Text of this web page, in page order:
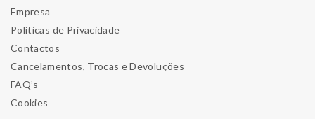
Empresa
Políticas de Privacidade
Contactos
Cancelamentos, Trocas e Devoluções
FAQ’s
Cookies